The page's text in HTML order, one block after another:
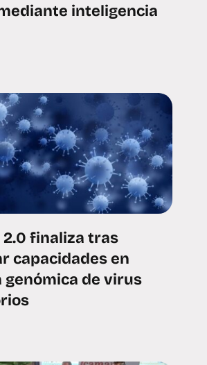
inteligencia
2.0 finaliza tras
capacidades en
genómica de virus